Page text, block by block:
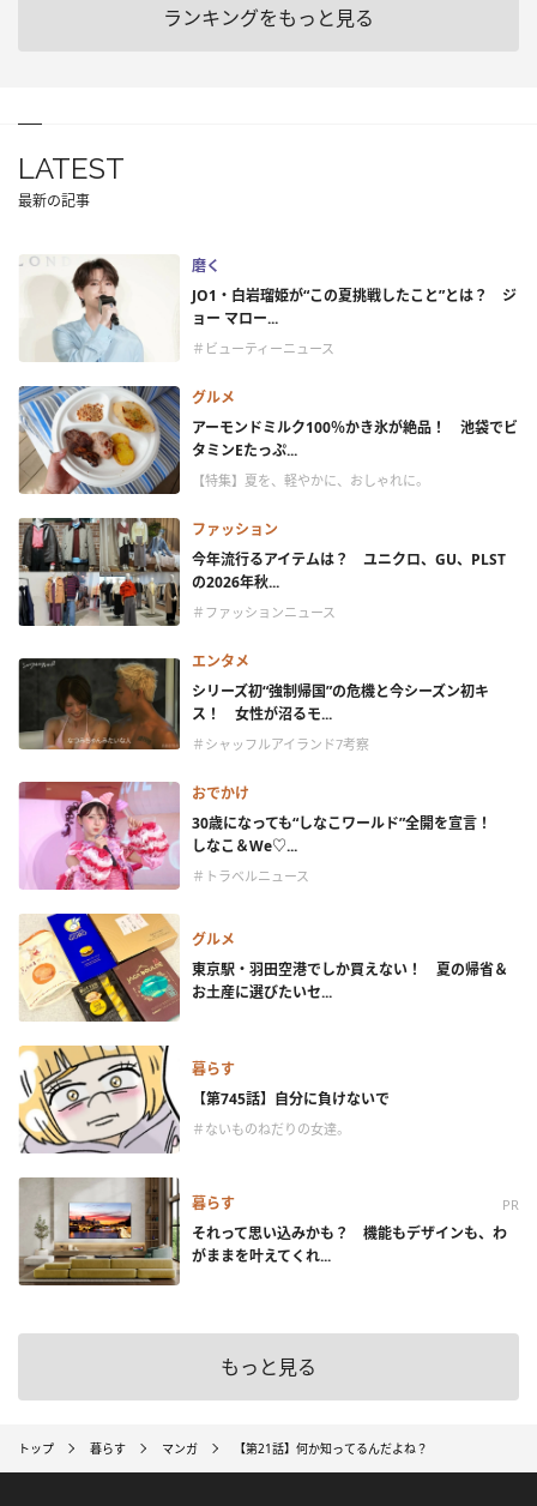
ランキングをもっと見る
LATEST
最新の記事
磨く
JO1・白岩瑠姫が“この夏挑戦したこと”とは？ ジ
ョー マロー...
＃ビューティーニュース
グルメ
アーモンドミルク100％かき氷が絶品！ 池袋でビ
タミンEたっぷ...
【特集】夏を、軽やかに、おしゃれに。
ファッション
今年流行るアイテムは？ ユニクロ、GU、PLST
の2026年秋...
＃ファッションニュース
エンタメ
シリーズ初“強制帰国”の危機と今シーズン初キ
ス！ 女性が沼るモ...
＃シャッフルアイランド7考察
おでかけ
30歳になっても“しなこワールド”全開を宣言！
しなこ＆We♡...
＃トラベルニュース
グルメ
東京駅・羽田空港でしか買えない！ 夏の帰省＆
お土産に選びたいセ...
暮らす
【第745話】自分に負けないで
＃ないものねだりの女達。
暮らす PR
それって思い込みかも？ 機能もデザインも、わ
がままを叶えてくれ...
もっと見る
トップ 暮らす マンガ 【第21話】何か知ってるんだよね？